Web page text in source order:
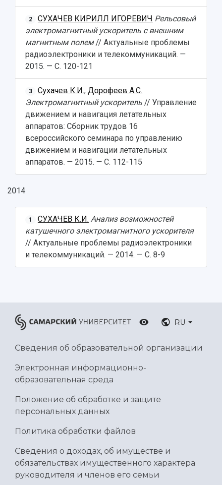
2 СУХАЧЕВ КИРИЛЛ ИГОРЕВИЧ Рельсовый
электромагнитный ускоритель с внешним
магнитным полем// Актуальные проблемы
радиоэлектроники и телекоммуникаций. —
2015. — С. 120-121
3 Сухачев К.И.,Дорофеев А.С.
Электромагнитный ускоритель // Управление
движением и навигация летательных
аппаратов: Сборник трудов 16
всероссийского семинара по управлению
движением и навигации летательных
аппаратов. — 2015. — С. 112-115
2014
1 СУХАЧЕВ К.И. Анализ возможностей
катушечного электромагнитного ускорителя
// Актуальные проблемы радиоэлектроники
и телекоммуникаций. — 2014. — С. 8-9
RU
Сведения об образовательной организации
Электронная информационно-
образовательная среда
Положение об обработке и защите
персональных данных
Политика обработки файлов
Сведения о доходах, об имуществе и
обязательствах имущественного характера
руководителя и членов его семьи